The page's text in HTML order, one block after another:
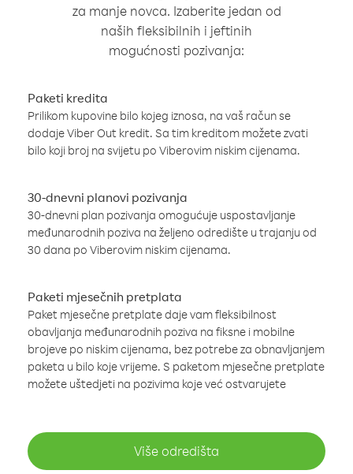
za manje novca. Izaberite jedan od
naših fleksibilnih i jeftinih
mogućnosti pozivanja:
Paketi kredita
Prilikom kupovine bilo kojeg iznosa, na vaš račun se
dodaje Viber Out kredit. Sa tim kreditom možete zvati
bilo koji broj na svijetu po Viberovim niskim cijenama.
30-dnevni planovi pozivanja
30-dnevni plan pozivanja omogućuje uspostavljanje
međunarodnih poziva na željeno odredište u trajanju od
30 dana po Viberovim niskim cijenama.
Paketi mjesečnih pretplata
Paket mjesečne pretplate daje vam fleksibilnost
obavljanja međunarodnih poziva na fiksne i mobilne
brojeve po niskim cijenama, bez potrebe za obnavljanjem
paketa u bilo koje vrijeme. S paketom mjesečne pretplate
možete uštedjeti na pozivima koje već ostvarujete
Više odredišta